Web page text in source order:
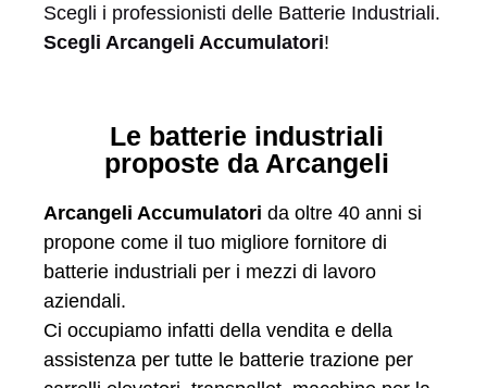
Scegli i professionisti delle Batterie Industriali.
Scegli Arcangeli Accumulatori!
Le batterie industriali
proposte da Arcangeli
Arcangeli Accumulatori da oltre 40 anni si
propone come il tuo migliore fornitore di
batterie industriali per i mezzi di lavoro
aziendali.
Ci occupiamo infatti della vendita e della
assistenza per tutte le batterie trazione per